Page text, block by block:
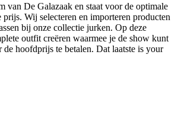
van De Galazaak en staat voor de optimale
Wij selecteren en importeren producten
bij onze collectie jurken. Op deze
outfit creëren waarmee je de show kunt
de hoofdprijs te betalen. Dat laatste is your